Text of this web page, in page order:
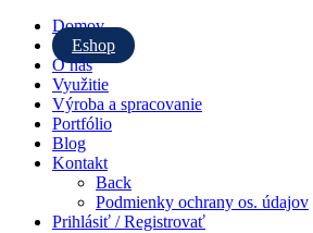
Domov
Eshop
O nás
Využitie
Výroba a spracovanie
Portfólio
Blog
Kontakt
Back
Podmienky ochrany os. údajov
Prihlásiť / Registrovať